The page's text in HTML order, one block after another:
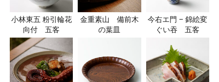
小林東五 粉引輪花
向付 五客
金重素山 備前木
の葉皿
今右エ門 – 錦絵変
ぐい吞 五客